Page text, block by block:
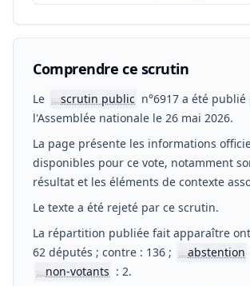
Comprendre ce scrutin
Le 📖scrutin public n°6917 a été publié
l'Assemblée nationale le 26 mai 2026.
La page présente les informations
disponibles pour ce vote, notamment
résultat et les éléments de contexte
Le texte a été rejeté par ce scrutin.
La répartition publiée fait apparaître
62 députés ; contre : 136 ;
📖abstention
📖non-votants : 2.